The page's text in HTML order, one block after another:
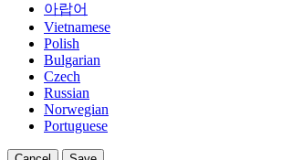
아랍어
Vietnamese
Polish
Bulgarian
Czech
Russian
Norwegian
Portuguese